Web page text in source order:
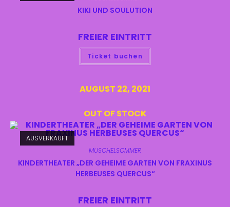
KIKI UND SOULUTION
FREIER EINTRITT
Ticket buchen
AUGUST 22, 2021
OUT OF STOCK
AUSVERKAUFT
MUSCHELSOMMER
KINDERTHEATER „DER GEHEIME GARTEN VON FRAXINUS
HERBEUSES QUERCUS“
FREIER EINTRITT